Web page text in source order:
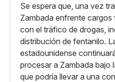
Se espera que, una vez
Zambada enfrente
con el tráfico de drogas,
distribución de fentanilo.
estadounidense
procesar a Zambada bajo
que podría llevar a una